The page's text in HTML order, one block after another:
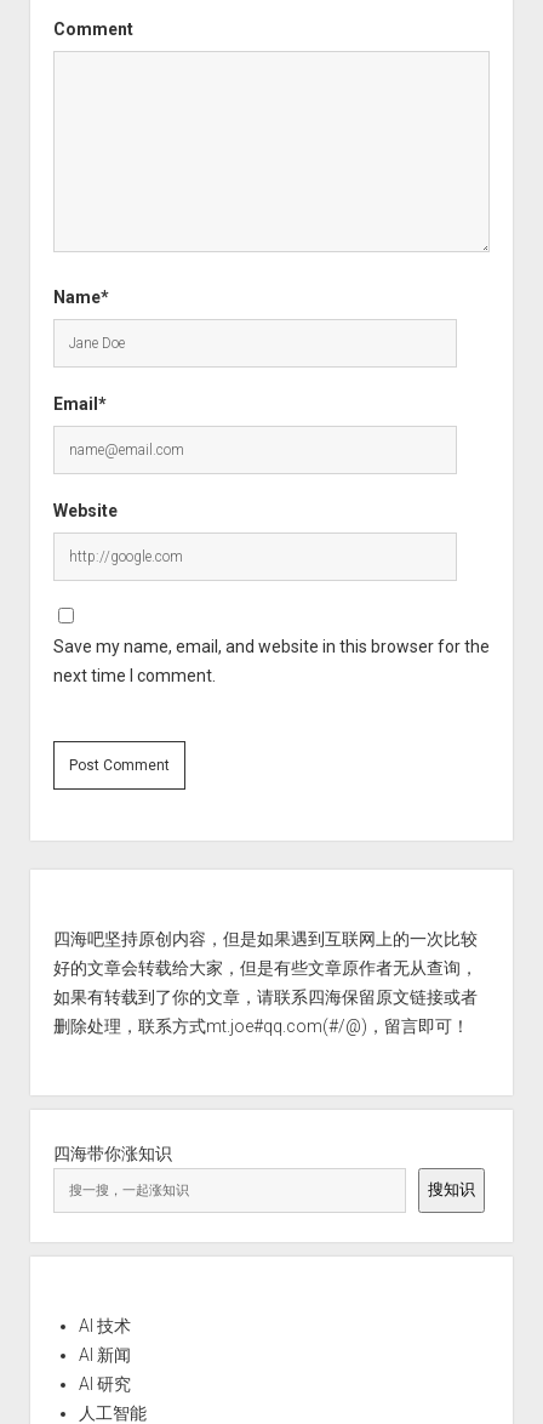
Comment
Name*
Email*
Website
Save my name, email, and website in this browser for the
next time I comment.
四海吧坚持原创内容，但是如果遇到互联网上的一次比较
好的文章会转载给大家，但是有些文章原作者无从查询，
如果有转载到了你的文章，请联系四海保留原文链接或者
删除处理，联系方式mt.joe#qq.com(#/@)，留言即可！
四海带你涨知识
搜知识
AI 技术
AI 新闻
AI 研究
人工智能